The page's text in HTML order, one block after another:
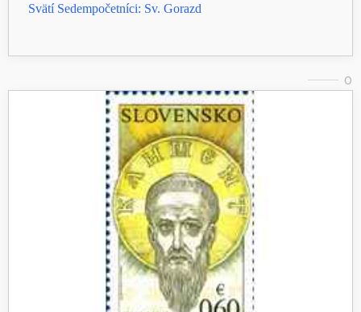
Svätí Sedempočetníci: Sv. Gorazd
0